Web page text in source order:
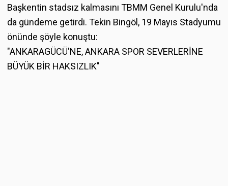
Başkentin stadsız kalmasını TBMM Genel Kurulu'nda
da gündeme getirdi. Tekin Bingöl, 19 Mayıs Stadyumu
önünde şöyle konuştu:
"ANKARAGÜCÜ'NE, ANKARA SPOR SEVERLERİNE
BÜYÜK BİR HAKSIZLIK"